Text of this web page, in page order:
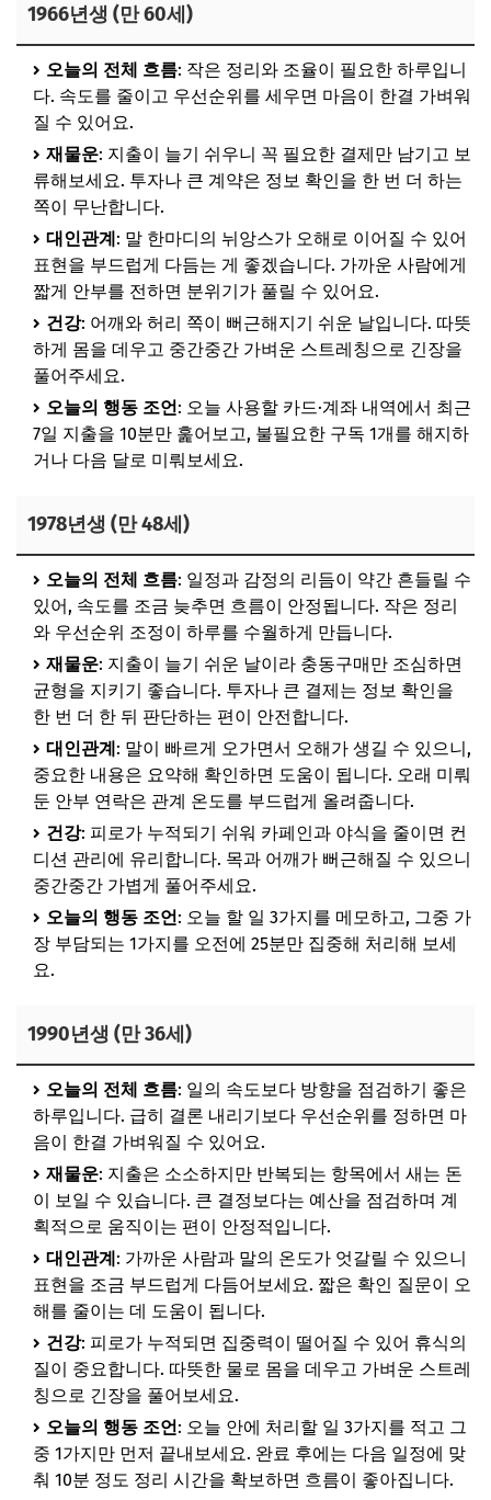
1966년생 (만 60세)
오늘의 전체 흐름: 작은 정리와 조율이 필요한 하루입니
다. 속도를 줄이고 우선순위를 세우면 마음이 한결 가벼워
질 수 있어요.
재물운: 지출이 늘기 쉬우니 꼭 필요한 결제만 남기고 보
류해보세요. 투자나 큰 계약은 정보 확인을 한 번 더 하는
쪽이 무난합니다.
대인관계: 말 한마디의 뉘앙스가 오해로 이어질 수 있어
표현을 부드럽게 다듬는 게 좋겠습니다. 가까운 사람에게
짧게 안부를 전하면 분위기가 풀릴 수 있어요.
건강: 어깨와 허리 쪽이 뻐근해지기 쉬운 날입니다. 따뜻
하게 몸을 데우고 중간중간 가벼운 스트레칭으로 긴장을
풀어주세요.
오늘의 행동 조언: 오늘 사용할 카드·계좌 내역에서 최근
7일 지출을 10분만 훑어보고, 불필요한 구독 1개를 해지하
거나 다음 달로 미뤄보세요.
1978년생 (만 48세)
오늘의 전체 흐름: 일정과 감정의 리듬이 약간 흔들릴 수
있어, 속도를 조금 늦추면 흐름이 안정됩니다. 작은 정리
와 우선순위 조정이 하루를 수월하게 만듭니다.
재물운: 지출이 늘기 쉬운 날이라 충동구매만 조심하면
균형을 지키기 좋습니다. 투자나 큰 결제는 정보 확인을
한 번 더 한 뒤 판단하는 편이 안전합니다.
대인관계: 말이 빠르게 오가면서 오해가 생길 수 있으니,
중요한 내용은 요약해 확인하면 도움이 됩니다. 오래 미뤄
둔 안부 연락은 관계 온도를 부드럽게 올려줍니다.
건강: 피로가 누적되기 쉬워 카페인과 야식을 줄이면 컨
디션 관리에 유리합니다. 목과 어깨가 뻐근해질 수 있으니
중간중간 가볍게 풀어주세요.
오늘의 행동 조언: 오늘 할 일 3가지를 메모하고, 그중 가
장 부담되는 1가지를 오전에 25분만 집중해 처리해 보세
요.
1990년생 (만 36세)
오늘의 전체 흐름: 일의 속도보다 방향을 점검하기 좋은
하루입니다. 급히 결론 내리기보다 우선순위를 정하면 마
음이 한결 가벼워질 수 있어요.
재물운: 지출은 소소하지만 반복되는 항목에서 새는 돈
이 보일 수 있습니다. 큰 결정보다는 예산을 점검하며 계
획적으로 움직이는 편이 안정적입니다.
대인관계: 가까운 사람과 말의 온도가 엇갈릴 수 있으니
표현을 조금 부드럽게 다듬어보세요. 짧은 확인 질문이 오
해를 줄이는 데 도움이 됩니다.
건강: 피로가 누적되면 집중력이 떨어질 수 있어 휴식의
질이 중요합니다. 따뜻한 물로 몸을 데우고 가벼운 스트레
칭으로 긴장을 풀어보세요.
오늘의 행동 조언: 오늘 안에 처리할 일 3가지를 적고 그
중 1가지만 먼저 끝내보세요. 완료 후에는 다음 일정에 맞
춰 10분 정도 정리 시간을 확보하면 흐름이 좋아집니다.